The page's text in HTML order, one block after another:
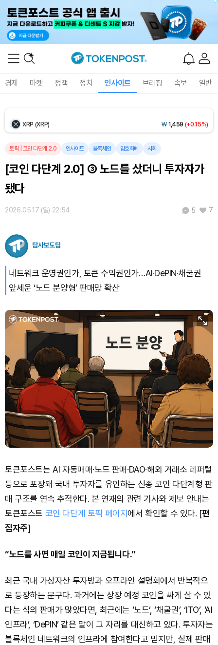
경제 마켓 정책 정치 인사이트 브리핑 속보 일반
Ethereum (ETH) ₩2,703,079(+0.39%)
XRP (XRP) ₩ 1,459 (+0.15%)
Solana (SOL) ₩105,478
TRON (TRX) ₩463.1(+0.67%)
Hyperliquid (HYPE)
Bitcoin (BTC)
토픽 코인 다단계 2.0 인사이트 블록체인 암호화폐 사회
[코인 다단계 2.0] ③ 노드를 샀더니 투자자가
됐다
2026.05.17 (일) 22:54 5 7
탐사보도팀
네트워크 운영권인가, 토큰 수익권인가…AI·DePIN·채굴권
앞세운 ‘노드 분양형’ 판매망 확산
토큰포스트는 AI 자동매매·노드 판매·DAO·해외 거래소 레퍼럴
등으로 포장돼 국내 투자자를 유인하는 신종 코인 다단계형 판
매 구조를 연속 추적한다. 본 연재의 관련 기사와 제보 안내는
토큰포스트 코인 다단계 토픽 페이지 에서 확인할 수 있다. [편
집자주]
“노드를 사면 매일 코인이 지급됩니다.”
최근 국내 가상자산 투자방과 오프라인 설명회에서 반복적으
로 등장하는 문구다. 과거에는 상장 예정 코인을 싸게 살 수 있
다는 식의 판매가 많았다면, 최근에는 ‘노드’, ‘채굴권’, ‘ITO’, ‘AI
인프라’, ‘DePIN’ 같은 말이 그 자리를 대신하고 있다. 투자자는
블록체인 네트워크의 인프라에 참여한다고 믿지만, 실제 판매